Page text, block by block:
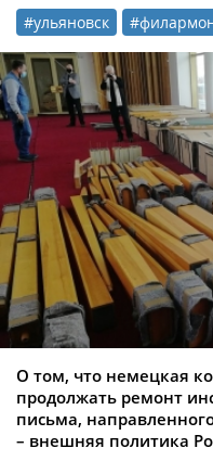
#ульяновск
О том, что немецкая
продолжать ремонт
письма,
– внешняя политика